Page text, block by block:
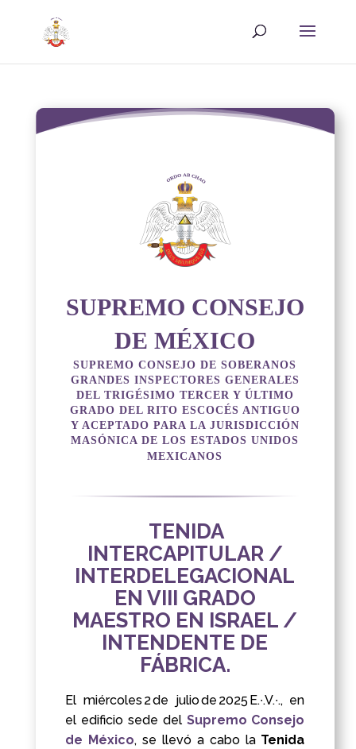
SUPREMO CONSEJO
DE MÉXICO
SUPREMO CONSEJO DE SOBERANOS
GRANDES INSPECTORES GENERALES
DEL TRIGÉSIMO TERCER Y ÚLTIMO
GRADO DEL RITO ESCOCÉS ANTIGUO
Y ACEPTADO PARA LA JURISDICCIÓN
MASÓNICA DE LOS ESTADOS UNIDOS
MEXICANOS
TENIDA
INTERCAPITULAR /
INTERDELEGACIONAL
EN VIII GRADO
MAESTRO EN ISRAEL /
INTENDENTE DE
FÁBRICA.
El miércoles 2 de julio de 2025 E.∙.V.∙., en
el edificio sede del Supremo Consejo
de México, se llevó a cabo la Tenida